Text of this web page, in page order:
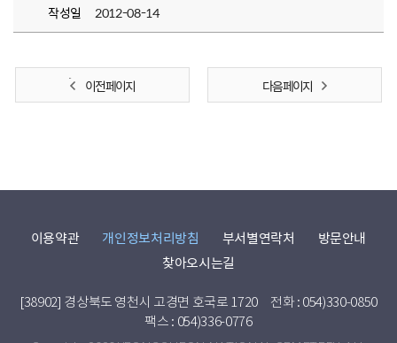
작성일
2012-08-14
이전 페이지 다음 페이지
이용약관 개인정보처리방침 부서별연락처
방문안내
찾아오시는길
[38902] 경상북도 영천시 고경면 호국로 1720
전화 : 054)330-0850
팩스 : 054)336-0776